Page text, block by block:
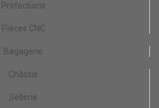
Protections
Pièces CNC
Bagagerie
Châssis
Sellerie